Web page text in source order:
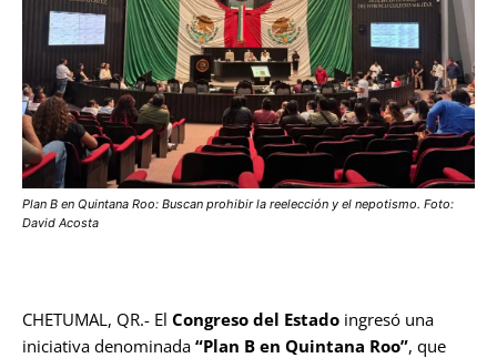
Plan B en Quintana Roo: Buscan prohibir la reelección y el nepotismo. Foto:
David Acosta
CHETUMAL, QR.- El Congreso del Estado ingresó una
iniciativa denominada “Plan B en Quintana Roo”, que